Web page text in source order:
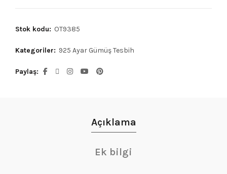
Stok kodu: OT9385
Kategoriler: 925 Ayar Gümüş Tesbih
Paylaş
Açıklama
Ek bilgi